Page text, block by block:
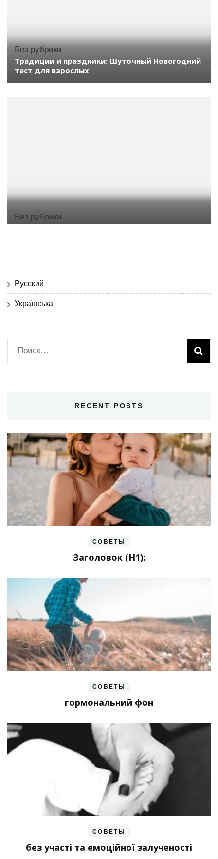
Без рубрики
Традиции и праздники: Шуточный Новогодний
тест для взрослых
Без рубрики
Русский
Українська
Найти:
RECENT POSTS
СОВЕТЫ
Заголовок (H1):
СОВЕТЫ
гормональний фон
СОВЕТЫ
без участі та емоційної залученості